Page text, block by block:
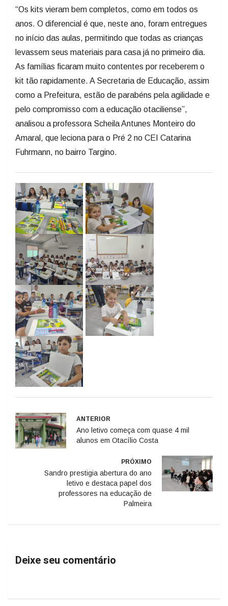
“Os kits vieram bem completos, como em todos os
anos. O diferencial é que, neste ano, foram entregues
no início das aulas, permitindo que todas as crianças
levassem seus materiais para casa já no primeiro dia.
As famílias ficaram muito contentes por receberem o
kit tão rapidamente. A Secretaria de Educação, assim
como a Prefeitura, estão de parabéns pela agilidade e
pelo compromisso com a educação otaciliense”,
analisou a professora Scheila Antunes Monteiro do
Amaral, que leciona para o Pré 2 no CEI Catarina
Fuhrmann, no bairro Targino.
ANTERIOR
Ano letivo começa com quase 4 mil
alunos em Otacílio Costa
PRÓXIMO
Sandro prestigia abertura do ano
letivo e destaca papel dos
professores na educação de
Palmeira
Deixe seu comentário